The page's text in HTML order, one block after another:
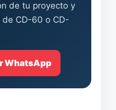
de tu proyecto y
CD-60 o CD-
WhatsApp